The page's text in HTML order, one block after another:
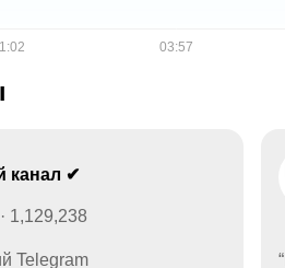
канал ✔
1,129,238
Telegram